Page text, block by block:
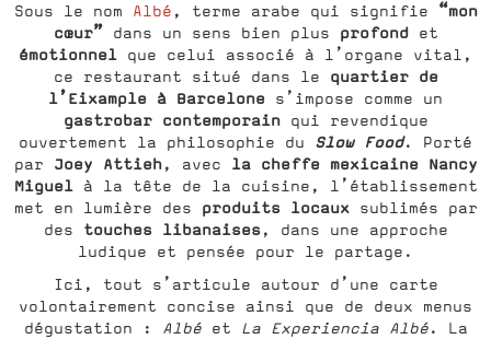
Sous le nom Albé , terme arabe qui signifie “mon
cœur” dans un sens bien plus profondet
émotionnel que celui associé à l’organe vital,
ce restaurant situé dans le quartier de
l’Eixample à Barcelone s’impose comme un
gastrobar contemporainqui revendique
ouvertement la philosophie du Slow Food. Porté
par Joey Attieh, avec la cheffe mexicaine Nancy
Miguel à la tête de la cuisine, l’établissement
met en lumière des produits locauxsublimés par
des touches libanaises, dans une approche
ludique et pensée pour le partage.
Ici, tout s’articule autour d’une carte
volontairement concise ainsi que de deux menus
dégustation : Albéet La Experiencia Albé. La